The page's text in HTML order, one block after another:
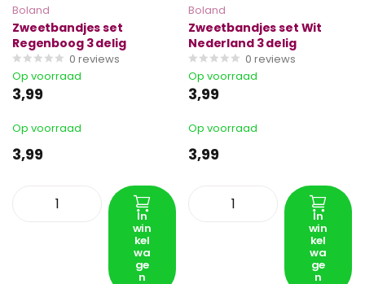
Boland
Zweetbandjes set
Regenboog 3 delig
0 reviews
Op voorraad
3,99
Op voorraad
3,99
In
win
kel
wa
ge
n
Boland
Zweetbandjes set Wit
Nederland 3 delig
0 reviews
Op voorraad
3,99
Op voorraad
3,99
In
win
kel
wa
ge
n